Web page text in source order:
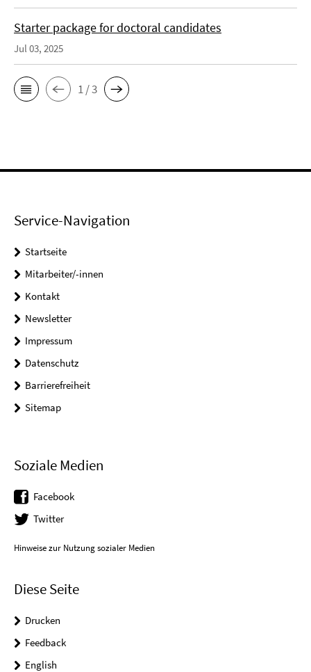
Starter package for doctoral candidates
Jul 03, 2025
1 / 3
Service-Navigation
Startseite
Mitarbeiter/-innen
Kontakt
Newsletter
Impressum
Datenschutz
Barrierefreiheit
Sitemap
Soziale Medien
Facebook
Twitter
Hinweise zur Nutzung sozialer Medien
Diese Seite
Drucken
Feedback
English